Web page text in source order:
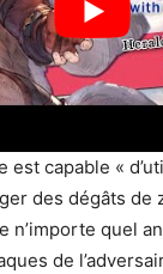
est capable «
des dégâts de
n’importe quel
de